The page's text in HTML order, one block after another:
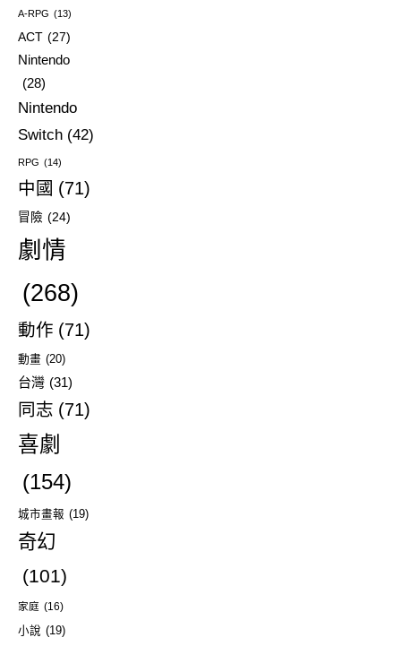
A-RPG (13)
ACT (27)
Nintendo
(28)
Nintendo
Switch (42)
RPG (14)
中國 (71)
冒險 (24)
劇情
(268)
動作 (71)
動畫 (20)
台灣 (31)
同志 (71)
喜劇
(154)
城市畫報 (19)
奇幻
(101)
家庭 (16)
小說 (19)